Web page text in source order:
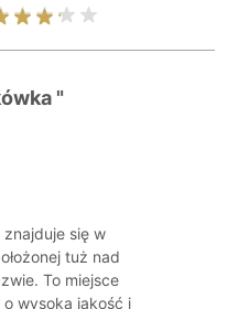
"
się w
tuż nad
To miejsce
o wysoką jakość i